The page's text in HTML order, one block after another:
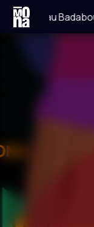
Night au
LA BELLEVILLOISE